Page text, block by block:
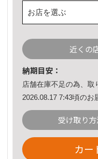
お店を選ぶ
近くの
納期目安：
店舗在庫不足の為、取
2026.08.17 7:43頃のお
受け取り
カー